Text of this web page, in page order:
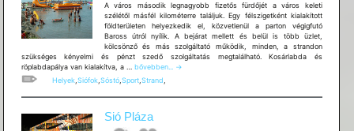
A város második legnagyobb fizetős fürdőjét a város keleti
szélétől másfél kilométerre találjuk. Egy félszigetként kialakított
földterületen helyezkedik el, közvetlenül a parton végigfutó
Baross útról nyílik. A bejárat mellett és belül is több üzlet,
kölcsönző és más szolgáltató működik, minden, a strandon
szükséges kényelmi és pénzt szedő szolgáltatás megtalálható. Kosárlabda és
röplabdapálya van kialakítva, a … Siófok
Sóstói
strand
bővebben... →
Helyek, Siófok, Sóstó, Sport, Strand
Sió Pláza